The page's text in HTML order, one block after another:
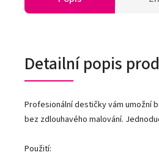
Detailní popis
Profesionální destičky vám umožní
bez zdlouhavého malování.
Použití: